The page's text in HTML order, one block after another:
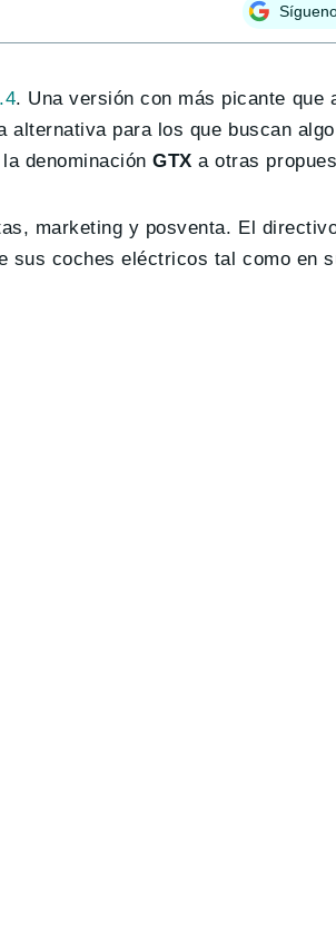
. Una versión con más picante que
alternativa para los que buscan
la denominaciónGTX a otras
marketing y posventa. El
sus coches eléctricos tal como en